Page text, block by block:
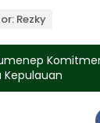
Rezky
Kepulauan